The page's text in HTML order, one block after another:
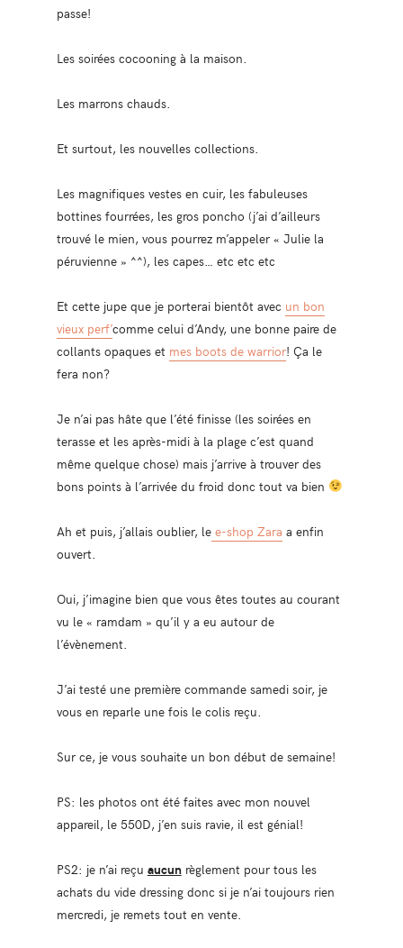
passe!
Les soirées cocooning à la maison.
Les marrons chauds.
Et surtout, les nouvelles collections.
Les magnifiques vestes en cuir, les fabuleuses
bottines fourrées, les gros poncho (j’ai d’ailleurs
trouvé le mien, vous pourrez m’appeler « Julie la
péruvienne » ^^), les capes… etc etc etc
Et cette jupe que je porterai bientôt avec un bon
vieux perf’comme celui d’Andy, une bonne paire de
collants opaques et mes boots de warrior! Ça le
fera non?
Je n’ai pas hâte que l’été finisse (les soirées en
terasse et les après-midi à la plage c’est quand
même quelque chose) mais j’arrive à trouver des
bons points à l’arrivée du froid donc tout va bien
Ah et puis, j’allais oublier, lee-shop Zara a enfin
ouvert.
Oui, j’imagine bien que vous êtes toutes au courant
vu le « ramdam » qu’il y a eu autour de
l’évènement.
J’ai testé une première commande samedi soir, je
vous en reparle une fois le colis reçu.
Sur ce, je vous souhaite un bon début de semaine!
PS: les photos ont été faites avec mon nouvel
appareil, le 550D, j’en suis ravie, il est génial!
PS2: je n’ai reçu aucunrèglement pour tous les
achats du vide dressing donc si je n’ai toujours rien
mercredi, je remets tout en vente.